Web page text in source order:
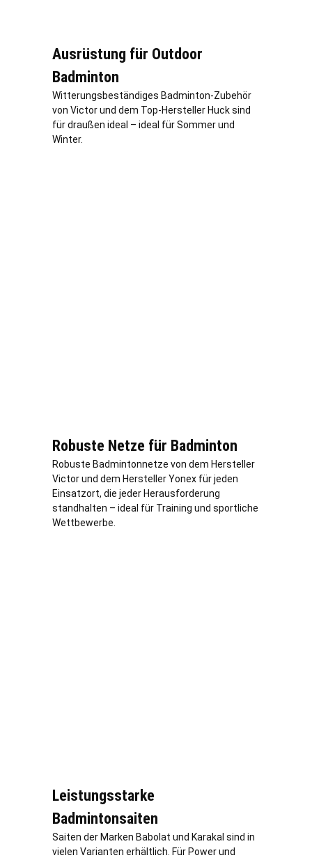
Ausrüstung für Outdoor
Badminton
Witterungsbeständiges Badminton-Zubehör
von Victor und dem Top-Hersteller Huck sind
für draußen ideal – ideal für Sommer und
Winter.
Robuste Netze für Badminton
Robuste Badmintonnetze von dem Hersteller
Victor und dem Hersteller Yonex für jeden
Einsatzort, die jeder Herausforderung
standhalten – ideal für Training und sportliche
Wettbewerbe.
Leistungsstarke
Badmintonsaiten
Saiten der Marken Babolat und Karakal sind in
vielen Varianten erhältlich. Für Power und